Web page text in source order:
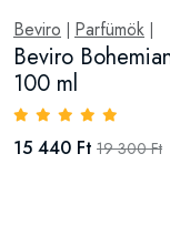
Beviro Parfümök
Beviro
100 ml
15 440 Ft 19 300 Ft